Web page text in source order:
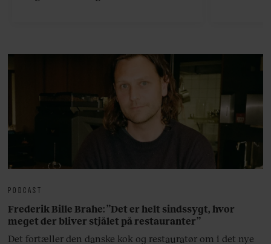
PODCAST
Frederik Bille Brahe: ”Det er helt sindssygt, hvor
meget der bliver stjålet på restauranter”
Det fortæller den danske kok og restauratør om i det nye